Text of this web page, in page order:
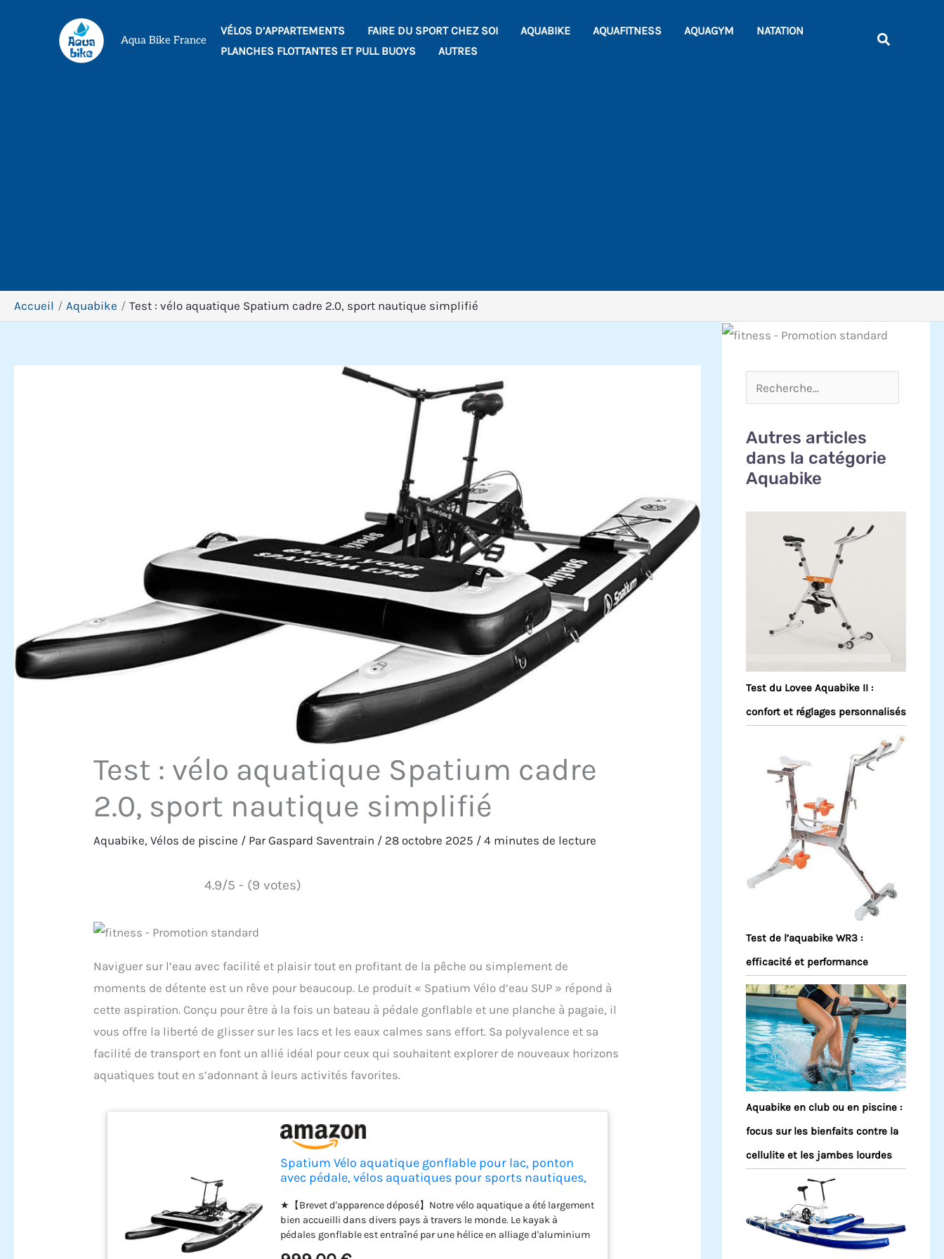
Aqua Bike France
VÉLOS D’APPARTEMENTS FAIRE DU SPORT CHEZ SOI AQUABIKE AQUAFITNESS AQUAGYM
NATATION
PLANCHES FLOTTANTES ET PULL BUOYS
AUTRES
Accueil Aquabike Test : vélo aquatique Spatium cadre 2.0, sport nautique simplifié
Test : vélo aquatique Spatium cadre
2.0, sport nautique simplifié
Aquabike,Vélos de piscine / ParGaspard Saventrain / 28 octobre 2025 /4 minutes de lecture
4.9/5 - (9 votes)
Naviguer sur l’eau avec facilité et plaisir tout en profitant de la pêche ou simplement de
moments de détente est un rêve pour beaucoup. Le produit « Spatium Vélo d’eau SUP » répond à
cette aspiration. Conçu pour être à la fois un bateau à pédale gonflable et une planche à pagaie, il
vous offre la liberté de glisser sur les lacs et les eaux calmes sans effort. Sa polyvalence et sa
facilité de transport en font un allié idéal pour ceux qui souhaitent explorer de nouveaux horizons
aquatiques tout en s’adonnant à leurs activités favorites.
Spatium Vélo aquatique gonflable pour lac, ponton
avec pédale, vélos aquatiques pour sports nautiques,
★【Brevet d'apparence déposé】Notre vélo aquatique a été largement
bien accueilli dans divers pays à travers le monde. Le kayak à
pédales gonflable est entraîné par une hélice en alliage d'aluminium
Autres articles
dans la catégorie
Aquabike
Test du Lovee Aquabike II :
confort et réglages personnalisés
Test de l’aquabike WR3 :
efficacité et performance
Aquabike en club ou en piscine :
focus sur les bienfaits contre la
cellulite et les jambes lourdes